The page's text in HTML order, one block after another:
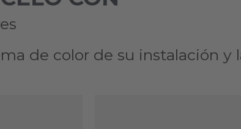
de color de su instalación